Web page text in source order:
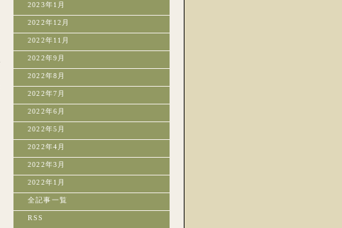
2023年1月
2022年12月
2022年11月
2022年9月
2022年8月
2022年7月
2022年6月
2022年5月
2022年4月
2022年3月
2022年1月
全記事一覧
RSS